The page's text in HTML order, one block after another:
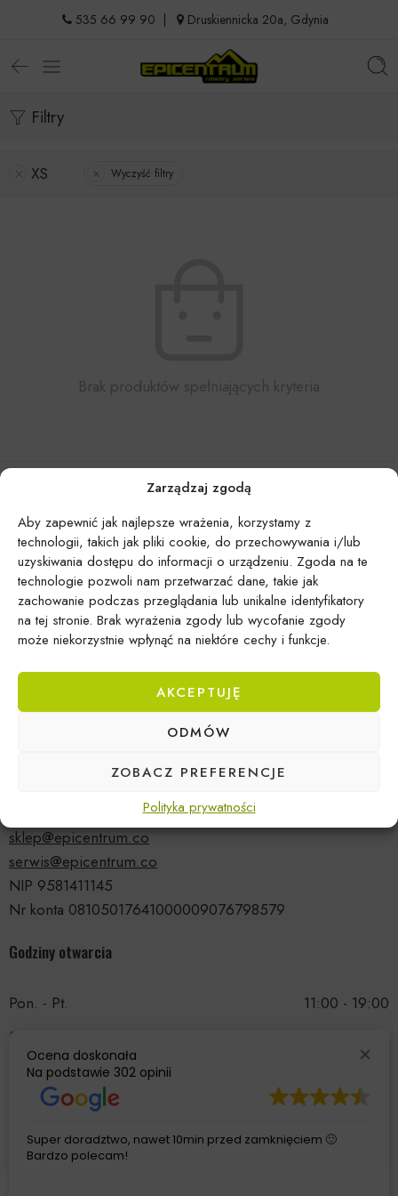
Zarządzaj zgodą
Aby zapewnić jak najlepsze wrażenia, korzystamy z
technologii, takich jak pliki cookie, do przechowywania i/lub
uzyskiwania dostępu do informacji o urządzeniu. Zgoda na te
technologie pozwoli nam przetwarzać dane, takie jak
zachowanie podczas przeglądania lub unikalne identyfikatory
na tej stronie. Brak wyrażenia zgody lub wycofanie zgody
może niekorzystnie wpłynąć na niektóre cechy i funkcje.
AKCEPTUJĘ
ODMÓW
ZOBACZ PREFERENCJE
Polityka prywatności
535 66 99 90 Druskiennicka 20a, Gdynia
Filtry
XS Wyczyść filtry
Brak produktów spełniających kryteria
Epicentrum Gdynia Wielki Kack
ul. Druskiennicka 20a
sklep@epicentrum.co
serwis@epicentrum.co
NIP 9581411145
Nr konta 08105017641000009076798579
Godziny otwarcia
Pon. - Pt.
11:00 - 19:00
Sobota
Niedziela
Ocena doskonała
Na podstawie 302 opinii
Super doradztwo, nawet 10min przed zamknięciem 🙂
Bardzo polecam!